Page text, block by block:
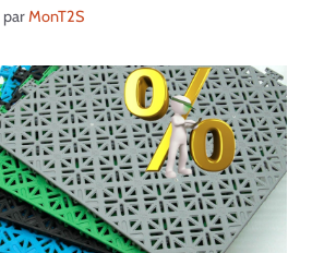
parMonT2S